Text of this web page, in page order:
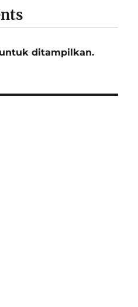
ditampilkan.